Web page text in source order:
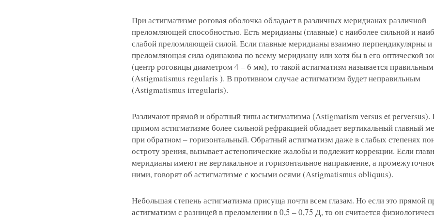
При астигматизме роговая оболочка обладает в различных меридианах различной
преломляющей способностью. Есть меридианы (главные) с наиболее сильной и
слабой преломляющей силой. Если главные меридианы взаимно перпендикулярны и
преломляющая сила одинакова по всему меридиану или хотя бы в его оптической
(центр роговицы диаметром 4 – 6 мм), то такой астигматизм называется правильным
(Astigmatismus regularis ). В противном случае астигматизм будет неправильным
(Astigmatismus irregularis).
Различают прямой и обратный типы астигматизма (Аstigmatism versus et perversus).
прямом астигматизме более сильной рефракцией обладает вертикальный главный
при обратном – горизонтальный. Обратный астигматизм даже в слабых степенях
остроту зрения, вызывает астенопические жалобы и подлежит коррекции. Если
меридианы имеют не вертикальное и горизонтальное направление, а
ними, говорят об астигматизме с косыми осями (Аstigmatismus obliquus).
Небольшая степень астигматизма присуща почти всем глазам. Но если это прямой
астигматизм с разницей в преломлении в 0,5 – 0,75 Д, то он считается
Записаться на прием в
Нажимая на кнопку «Отправить», вы даете согласие на обработкуперсональных
Связаться с
Оставить отзыв
Подать обращение или
Заказать линзы по